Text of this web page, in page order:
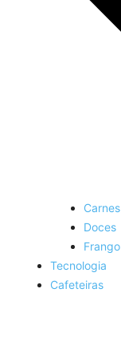
Carnes
Doces
Frango
Tecnologia
Cafeteiras